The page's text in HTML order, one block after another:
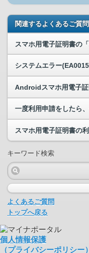
関連するよくあるご質問
キーワード検索
よくあるご質問
トップへ戻る
個人情報保護
（プライバシーポリシー）